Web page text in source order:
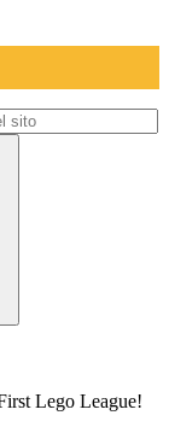
Lego League!